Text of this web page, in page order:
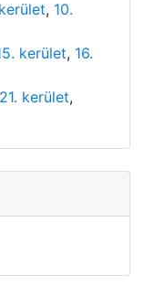
, 10.
kerület, 16.
21. kerület,